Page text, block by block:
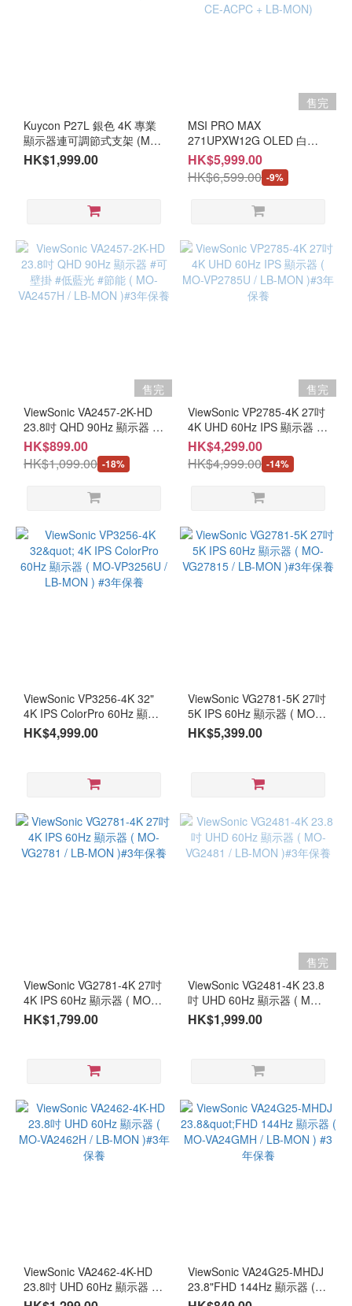
面
(2)
娛
樂
(17)
Kuycon P27L 銀色 4K 專業
顯示器連可調節式支架 (MO-
KP27LS + LB-MON)
HK$1,999.00
售完
MSI PRO MAX
271UPXW12G OLED 白色
專業辦公顯示器 (MO-
MPM27UO+ CE-ACPC +
LB-MON)
HK$5,999.00
HK$6,599.00 -9%
售完
ViewSonic VA2457-2K-HD
23.8吋 QHD 90Hz 顯示器 #
可壁掛 #低藍光 #節能 ( MO-
VA2457H / LB-MON )#3年保
養
HK$899.00
HK$1,099.00 -18%
售完
ViewSonic VP2785-4K 27吋
4K UHD 60Hz IPS 顯示器 (
MO-VP2785U / LB-MON
)#3年保養
HK$4,299.00
HK$4,999.00 -14%
ViewSonic VP3256-4K 32"
4K IPS ColorPro 60Hz 顯示
器 ( MO-VP3256U / LB-
MON ) #3年保養
HK$4,999.00
ViewSonic VG2781-5K 27吋
5K IPS 60Hz 顯示器 ( MO-
VG27815 / LB-MON )#3年保
HK$5,399.00
ViewSonic VG2781-4K 27吋
4K IPS 60Hz 顯示器 ( MO-
VG2781 / LB-MON )#3年保
HK$1,799.00
售完
ViewSonic VG2481-4K 23.8
吋 UHD 60Hz 顯示器 ( MO-
VG2481 / LB-MON )#3年保
HK$1,999.00
ViewSonic VA2462-4K-HD
23.8吋 UHD 60Hz 顯示器 (
MO-VA2462H / LB-MON )#3
ViewSonic VA24G25-MHDJ
23.8"FHD 144Hz 顯示器 (
MO-VA24GMH / LB-MON )